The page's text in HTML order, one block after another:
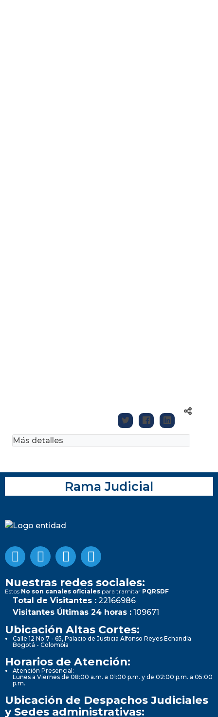
Más detalles
Rama Judicial
Nuestras redes sociales:
Estos No son canales oficiales para tramitar PQRSDF
Total de Visitantes : 22166986
Visitantes Últimas 24 horas : 109671
Ubicación Altas Cortes:
Calle 12 No 7 - 65, Palacio de Justicia Alfonso Reyes Echandía
Bogotá - Colombia
Horarios de Atención:
Atención Presencial:
Lunes a Viernes de 08:00 a.m. a 01:00 p.m. y de 02:00 p.m. a 05:00
p.m.
Ubicación de Despachos Judiciales
y Sedes administrativas: